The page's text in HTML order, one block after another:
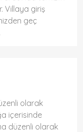
Villaya giriş
geç
olarak
içerisinde
düzenli olarak